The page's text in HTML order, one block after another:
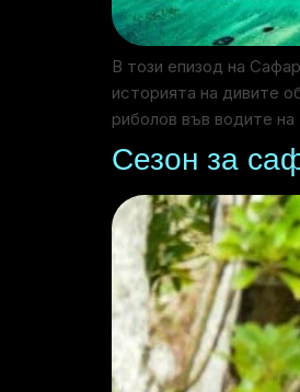
В този епизод на
историята на дивите
риболов във водите
Сезон за